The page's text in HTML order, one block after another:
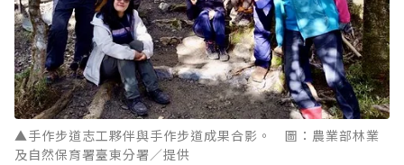
▲手作步道志工夥伴與手作步道成果合影。 圖：農業部林業
及自然保育署臺東分署／提供